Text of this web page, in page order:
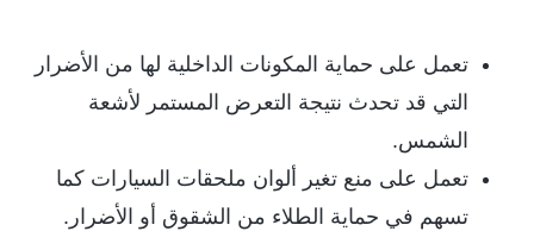
تعمل على حماية المكونات الداخلية لها من الأضرار
التي قد تحدث نتيجة التعرض المستمر لأشعة
الشمس.
تعمل على منع تغير ألوان ملحقات السيارات كما
تسهم في حماية الطلاء من الشقوق أو الأضرار.